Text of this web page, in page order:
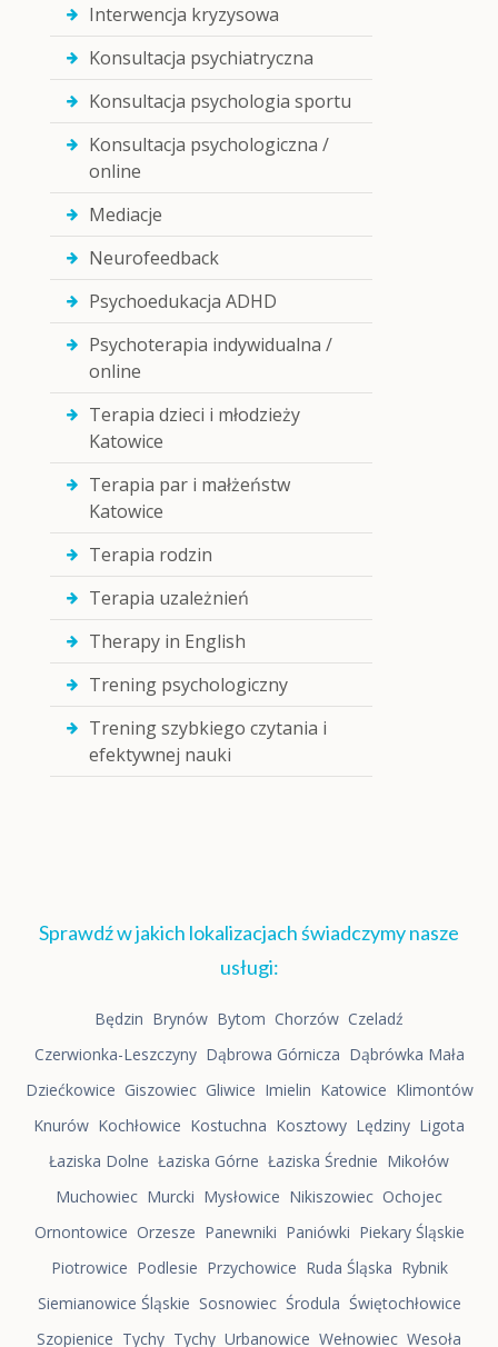
Interwencja kryzysowa
Konsultacja psychiatryczna
Konsultacja psychologia sportu
Konsultacja psychologiczna /
online
Mediacje
Neurofeedback
Psychoedukacja ADHD
Psychoterapia indywidualna /
online
Terapia dzieci i młodzieży
Katowice
Terapia par i małżeństw
Katowice
Terapia rodzin
Terapia uzależnień
Therapy in English
Trening psychologiczny
Trening szybkiego czytania i
efektywnej nauki
Sprawdź w jakich lokalizacjach świadczymy nasze
usługi:
Będzin Brynów Bytom Chorzów Czeladź
Czerwionka-Leszczyny Dąbrowa Górnicza Dąbrówka Mała
Dziećkowice Giszowiec Gliwice Imielin Katowice Klimontów
Knurów Kochłowice Kostuchna Kosztowy Lędziny Ligota
Łaziska Dolne Łaziska Górne Łaziska Średnie Mikołów
Muchowiec Murcki Mysłowice Nikiszowiec Ochojec
Ornontowice Orzesze Panewniki Paniówki Piekary Śląskie
Piotrowice Podlesie Przychowice Ruda Śląska Rybnik
Siemianowice Śląskie Sosnowiec Środula Świętochłowice
Szopienice Tychy Tychy Urbanowice Wełnowiec Wesoła